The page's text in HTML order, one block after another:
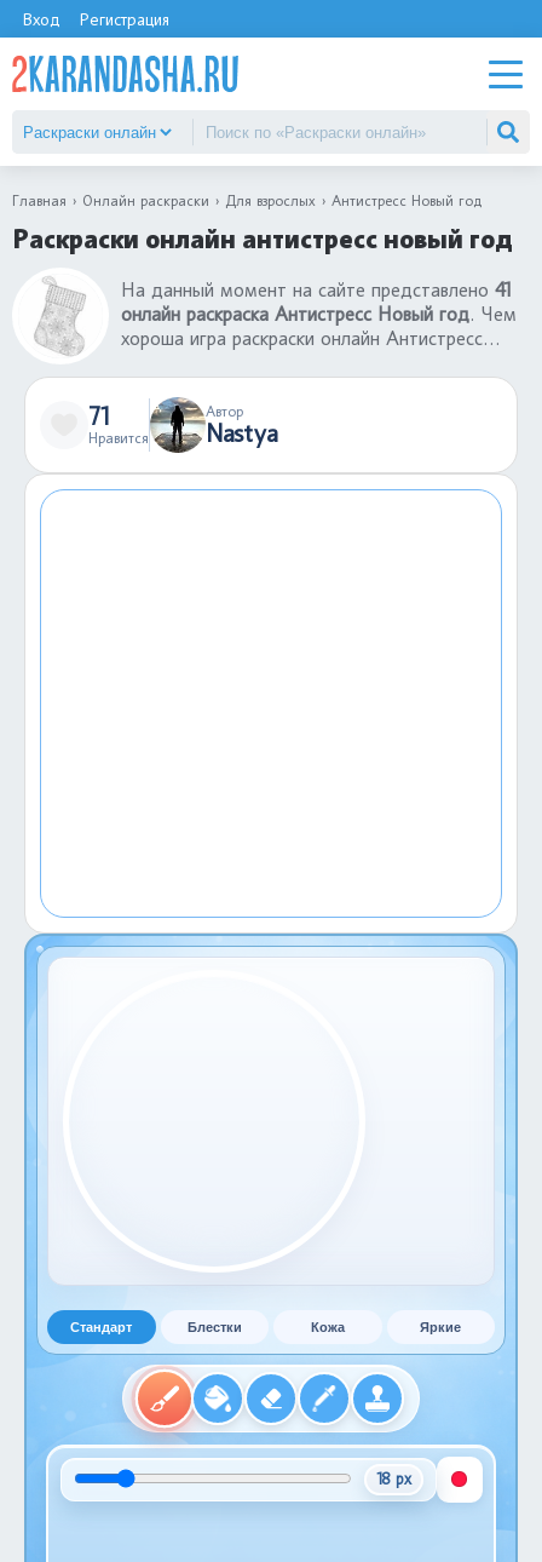
Вход Регистрация
Главная Онлайн раскраски Для взрослых Антистресс Новый год
Раскраски онлайн антистресс новый год
На данный момент на сайте представлено 41
онлайн раскраска Антистресс Новый год. Чем
хороша игра раскраски онлайн Антистресс
раскрасить раскраску не нужны бумаги, краски,
фломастеры. В-третьих, играть в раскраски
онлайн Антистресс Новый год можно даже на
Стандарт Блестки Кожа Яркие
18 px
71
Нравится
Автор
Nastya